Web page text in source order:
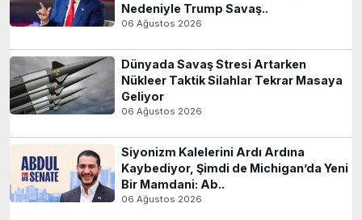
Nedeniyle Trump Savaş..
06 Ağustos 2026
Dünyada Savaş Stresi Artarken
Nükleer Taktik Silahlar Tekrar Masaya
Geliyor
06 Ağustos 2026
Siyonizm Kalelerini Ardı Ardına
Kaybediyor, Şimdi de Michigan’da Yeni
Bir Mamdani: Ab..
06 Ağustos 2026